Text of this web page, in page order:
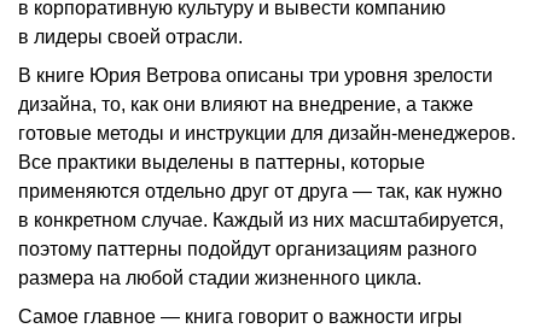
в корпоративную культуру и вывести компанию
в лидеры своей отрасли.
В книге Юрия Ветрова описаны три уровня зрелости
дизайна, то, как они влияют на внедрение, а также
готовые методы и инструкции для дизайн-менеджеров.
Все практики выделены в паттерны, которые
применяются отдельно друг от друга — так, как нужно
в конкретном случае. Каждый из них масштабируется,
поэтому паттерны подойдут организациям разного
размера на любой стадии жизненного цикла.
Самое главное — книга говорит о важности игры